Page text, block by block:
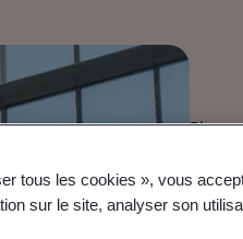
Blogue
tous les cookies », vous
sur le site, analyser son